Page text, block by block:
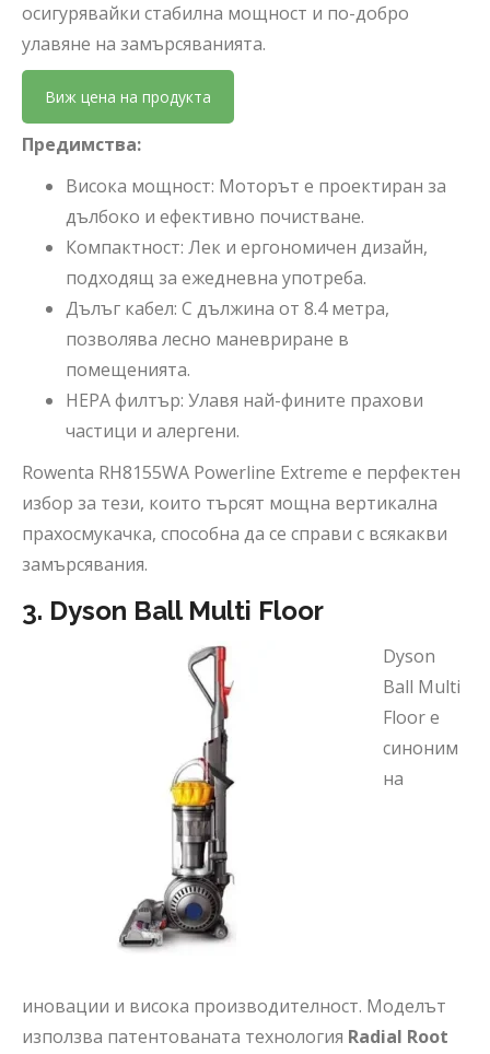
осигурявайки стабилна мощност и по-добро
улавяне на замърсяванията.
Виж цена на продукта
Предимства:
Висока мощност: Моторът е проектиран за
дълбоко и ефективно почистване.
Компактност: Лек и ергономичен дизайн,
подходящ за ежедневна употреба.
Дълъг кабел: С дължина от 8.4 метра,
позволява лесно маневриране в
помещенията.
HEPA филтър: Улавя най-фините прахови
частици и алергени.
Rowenta RH8155WA Powerline Extreme е перфектен
избор за тези, които търсят мощна вертикална
прахосмукачка, способна да се справи с всякакви
замърсявания.
3. Dyson Ball Multi Floor
Dyson
Ball Multi
Floor е
синоним
на
иновации и висока производителност. Моделът
използва патентованата технология Radial Root